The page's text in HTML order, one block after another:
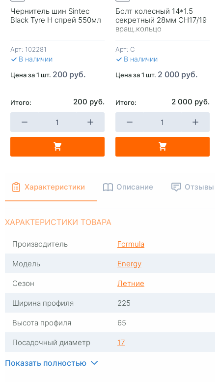
Чернитель шин Sintec
Black Tyre H спрей 550мл
Арт: 102281
В наличии
Цена за 1 шт. 200 руб.
Итого: 200 руб.
Болт колесный 14*1.5
секретный 28мм CH17/19
вращ.кольцо
Арт: С
В наличии
Цена за 1 шт. 2 000 руб.
Итого: 2 000 руб.
-
Характеристики Описание Отзывы
ХАРАКТЕРИСТИКИ ТОВАРА
Производитель
Formula
Модель
Energy
Сезон
Летние
Ширина профиля
225
Высота профиля
65
Посадочный диаметр
17
Индекс скорости
Показать полностью